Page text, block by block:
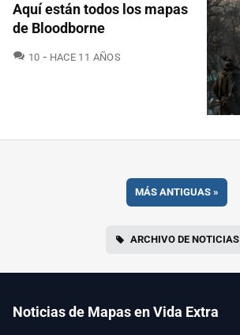
Aquí están todos los mapas
de Bloodborne
10 COMENTARIOS
HACE 11 AÑOS
MÁS ANTIGUAS »
ARCHIVO DE NOTICIAS
Noticias de Mapas en Vida Extra